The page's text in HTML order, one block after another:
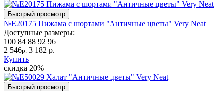
Быстрый просмотр
№Е20175 Пижама с шортами "Античные цветы" Very Neat
Доступные размеры:
100 84 88 92 96
2 546р. 3 182 р.
Купить
скидка 20%
Быстрый просмотр